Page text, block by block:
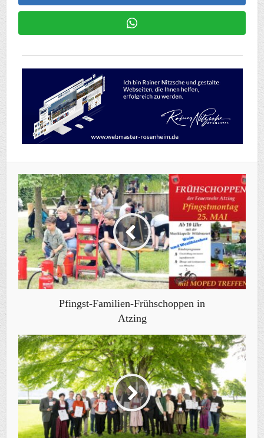
Pfingst-Familien-Frühschoppen in
Atzing